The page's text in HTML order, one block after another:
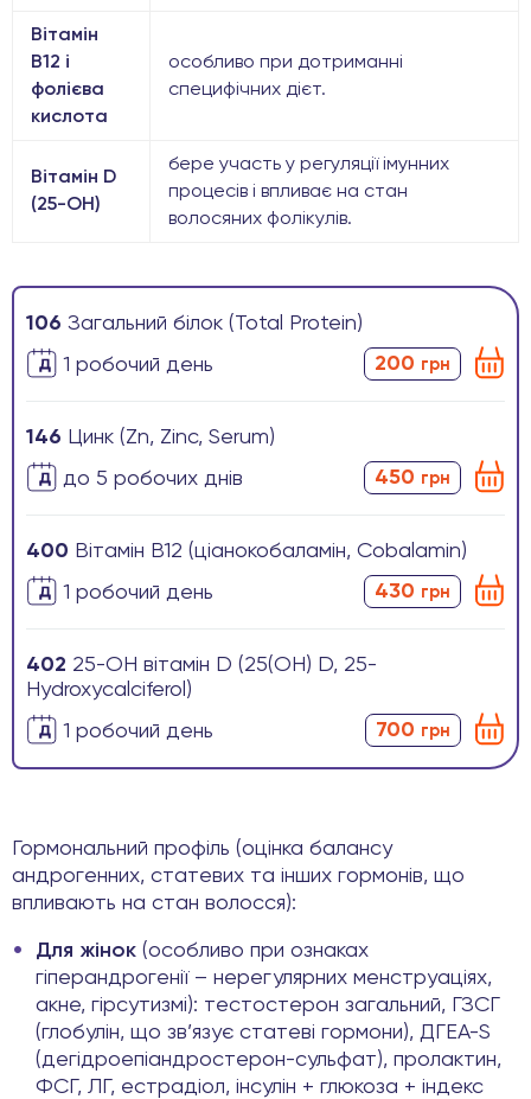
Вітамін
B12 і
фолієва
кислота
особливо при дотриманні
специфічних дієт.
Вітамін D
(25-OH)
бере участь у регуляції імунних
процесів і впливає на стан
волосяних фолікулів.
106 Загальний білок (Total Protein)
1 робочиӣ день
200 грн
146 Цинк (Zn, Zinc, Serum)
до 5 робочих днів
450 грн
400 Вітамін В12 (ціанокобаламін, Cobalamin)
1 робочиӣ день
430 грн
402 25-ОН вітамін D (25(OH) D, 25­
Hydroxycalciferol)
1 робочиӣ день
700 грн
Гормональний профіль (оцінка балансу
андрогенних, статевих та інших гормонів, що
впливають на стан волосся):
Для жінок (особливо при ознаках
гіперандрогенії – нерегулярних менструаціях,
акне, гірсутизмі): тестостерон загальний, ГЗСГ
(глобулін, що зв’язує статеві гормони), ДГЕА-S
(дегідроепіандростерон-сульфат), пролактин,
ФСГ, ЛГ, естрадіол, інсулін + глюкоза + індекс